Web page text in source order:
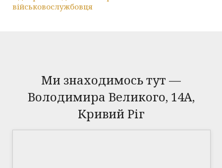
військовослужбовця
Ми знаходимось тут —
Володимира Великого, 14А,
Кривий Ріг